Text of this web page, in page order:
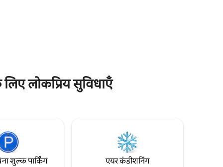
लोकप्रिय सुविधाएँ
शुल्क पार्किंग एयर कंडीशनिंग